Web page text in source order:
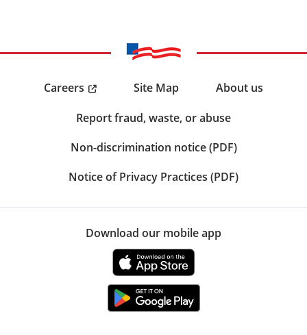
Careers Site Map
About us
Report fraud, waste, or abuse
Non-discrimination notice (PDF)
Notice of Privacy Practices (PDF)
Download our mobile app